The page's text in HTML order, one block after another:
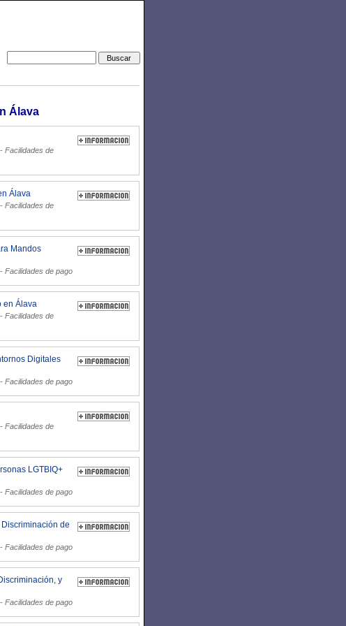
Álava
- Facilidades de
Álava
- Facilidades de
Mandos
- Facilidades de pago
en Álava
- Facilidades de
Digitales
- Facilidades de pago
- Facilidades de
LGTBIQ+
- Facilidades de pago
de
- Facilidades de pago
y
- Facilidades de pago